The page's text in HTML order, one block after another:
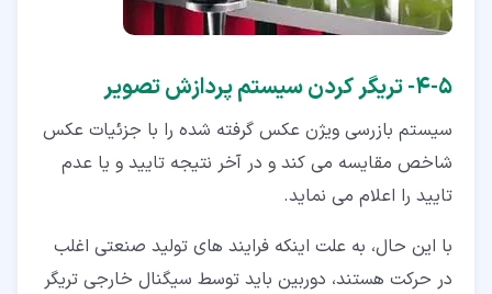
۵‏-‏۴‏- تریگر کردن سیستم پردازش تصویر
سیستم بازرسی ویژن عکس گرفته شده را با جزئیات عکس
شاخص مقایسه می کند و در آخر نتیجه تایید و یا عدم
تایید را اعلام می نماید.
با این حال، به علت اینکه فرایند های تولید صنعتی اغلب
در حرکت هستند، دوربین باید توسط سیگنال خارجی تریگر